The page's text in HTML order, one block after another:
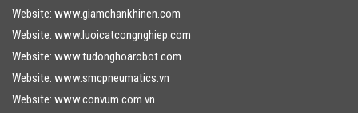
Website: www.giamchankhinen.com
Website: www.luoicatcongnghiep.com
Website: www.tudonghoarobot.com
Website: www.smcpneumatics.vn
Website: www.convum.com.vn